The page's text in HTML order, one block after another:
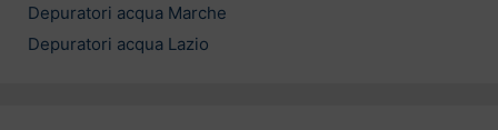
Depuratori acqua Marche
Depuratori acqua Lazio